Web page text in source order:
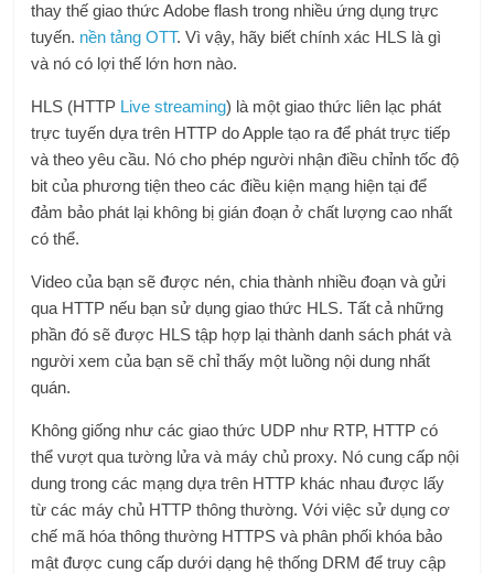
thay thế giao thức Adobe flash trong nhiều ứng dụng trực
tuyến. nền tảng OTT. Vì vậy, hãy biết chính xác HLS là gì
và nó có lợi thế lớn hơn nào.
HLS (HTTP Live streaming) là một giao thức liên lạc phát
trực tuyến dựa trên HTTP do Apple tạo ra để phát trực tiếp
và theo yêu cầu. Nó cho phép người nhận điều chỉnh tốc độ
bit của phương tiện theo các điều kiện mạng hiện tại để
đảm bảo phát lại không bị gián đoạn ở chất lượng cao nhất
có thể.
Video của bạn sẽ được nén, chia thành nhiều đoạn và gửi
qua HTTP nếu bạn sử dụng giao thức HLS. Tất cả những
phần đó sẽ được HLS tập hợp lại thành danh sách phát và
người xem của bạn sẽ chỉ thấy một luồng nội dung nhất
quán.
Không giống như các giao thức UDP như RTP, HTTP có
thể vượt qua tường lửa và máy chủ proxy. Nó cung cấp nội
dung trong các mạng dựa trên HTTP khác nhau được lấy
từ các máy chủ HTTP thông thường. Với việc sử dụng cơ
chế mã hóa thông thường HTTPS và phân phối khóa bảo
mật được cung cấp dưới dạng hệ thống DRM để truy cập